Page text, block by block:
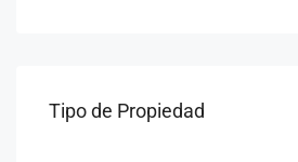
Tipo de Propiedad